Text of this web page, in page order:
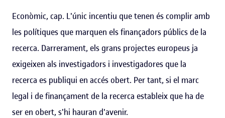
Econòmic, cap. L'únic incentiu que tenen és complir amb
les polítiques que marquen els finançadors públics de la
recerca. Darrerament, els grans projectes europeus ja
exigeixen als investigadors i investigadores que la
recerca es publiqui en accés obert. Per tant, si el marc
legal i de finançament de la recerca estableix que ha de
ser en obert, s'hi hauran d'avenir.